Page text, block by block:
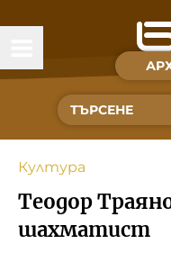
Времена и
Култура
Музика
Спорт
Култура
Теодор
шахматист